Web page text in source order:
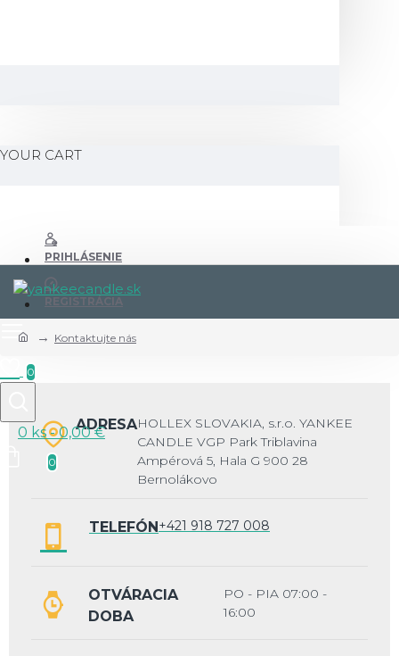
YOUR CART
PRIHLÁSENIE
REGISTRÁCIA
0
0 ks - 0,00 €
0
Kontaktujte nás
ADRESAHOLLEX SLOVAKIA, s.r.o. YANKEE
CANDLE VGP Park Triblavina
Ampérová 5, Hala G 900 28
Bernolákovo
TELEFÓN+421 918 727 008
OTVÁRACIA
DOBA
PO - PIA 07:00 -
16:00